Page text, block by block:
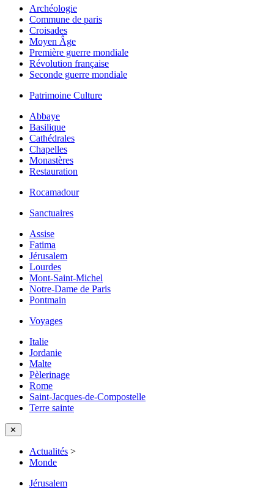
Archéologie
Commune de paris
Croisades
Moyen Âge
Première guerre mondiale
Révolution française
Seconde guerre mondiale
Patrimoine Culture
Abbaye
Basilique
Cathédrales
Chapelles
Monastères
Restauration
Rocamadour
Sanctuaires
Assise
Fatima
Jérusalem
Lourdes
Mont-Saint-Michel
Notre-Dame de Paris
Pontmain
Voyages
Italie
Jordanie
Malte
Pèlerinage
Rome
Saint-Jacques-de-Compostelle
Terre sainte
✕
Actualités >
Monde
Jérusalem